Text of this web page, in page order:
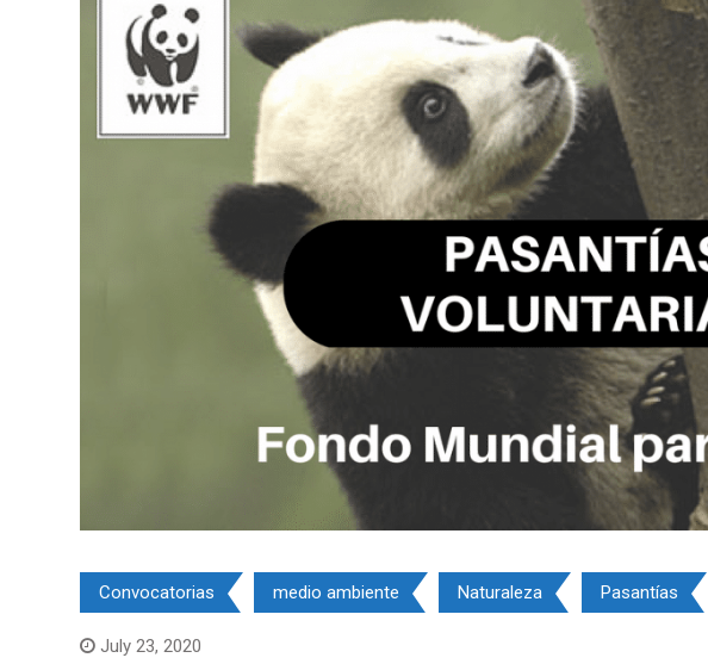
Convocatorias medio ambiente Naturaleza Pasantías
July 23, 2020